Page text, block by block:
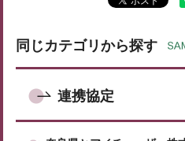
同じカテゴリから探す
連携協定